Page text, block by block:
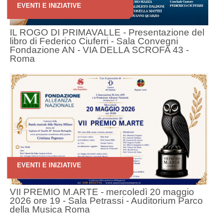
EVENTI E INIZIATIVE
IL ROGO DI PRIMAVALLE - Presentazione del
libro di Federico Ciuferri - Sala Convegni
Fondazione AN - VIA DELLA SCROFA 43 -
Roma
EVENTI E INIZIATIVE
VII PREMIO M.ARTE - mercoledì 20 maggio
2026 ore 19 - Sala Petrassi - Auditorium Parco
della Musica Roma